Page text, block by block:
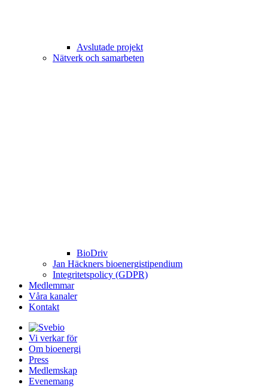
Avslutade projekt
Nätverk och samarbeten
BioDriv
Jan Häckners bioenergistipendium
Integritetspolicy (GDPR)
Medlemmar
Våra kanaler
Kontakt
Vi verkar för
Om bioenergi
Press
Medlemskap
Evenemang